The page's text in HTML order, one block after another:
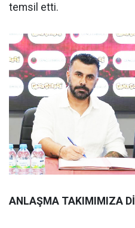
temsil etti.
ANLAŞMA TAKIMIMIZA